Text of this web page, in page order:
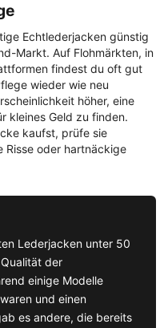
Echtlederjacken günstig
Markt. Auf Flohmärkten, in
findest du oft gut
wieder wie neu
höher, eine
kleines Geld zu finden.
kaufst, prüfe sie
Risse oder hartnäckige
Lederjacken unter 50
der
einige Modelle
und einen
es andere, die bereits